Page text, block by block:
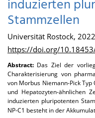
induzierten
Stammzellen
Universität Rostock, 2022
https://doi.org/
Abstract: Das Ziel der
Charakterisierung von
von Morbus Niemann-Pick
und Hepatozyten-ähnlichen
induzierten pluripotenten
NP-C1 besteht in der